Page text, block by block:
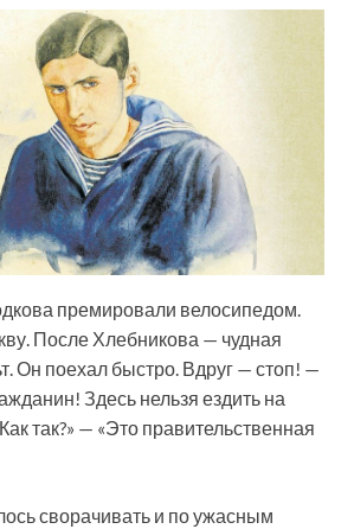
премировали велосипедом.
После Хлебникова — чудная
Он поехал быстро. Вдруг — стоп! —
Здесь нельзя ездить на
так?» — «Это правительственная
сворачивать и по ужасным